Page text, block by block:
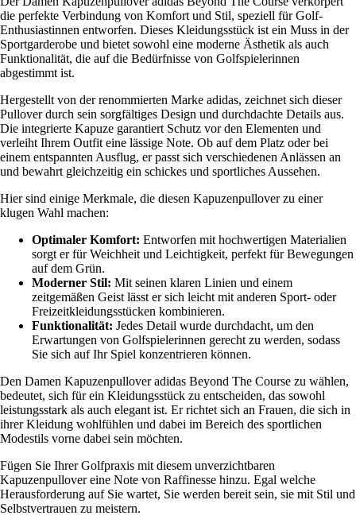
die perfekte Verbindung von Komfort und Stil, speziell für Golf-
Enthusiastinnen entworfen. Dieses Kleidungsstück ist ein Muss in der
Sportgarderobe und bietet sowohl eine moderne Ästhetik als auch
Funktionalität, die auf die Bedürfnisse von Golfspielerinnen
abgestimmt ist.
Hergestellt von der renommierten Marke adidas, zeichnet sich dieser
Pullover durch sein sorgfältiges Design und durchdachte Details aus.
Die integrierte Kapuze garantiert Schutz vor den Elementen und
verleiht Ihrem Outfit eine lässige Note. Ob auf dem Platz oder bei
einem entspannten Ausflug, er passt sich verschiedenen Anlässen an
und bewahrt gleichzeitig ein schickes und sportliches Aussehen.
Hier sind einige Merkmale, die diesen Kapuzenpullover zu einer
klugen Wahl machen:
Optimaler Komfort: Entworfen mit hochwertigen Materialien
sorgt er für Weichheit und Leichtigkeit, perfekt für Bewegungen
auf dem Grün.
Moderner Stil: Mit seinen klaren Linien und einem
zeitgemäßen Geist lässt er sich leicht mit anderen Sport- oder
Freizeitkleidungsstücken kombinieren.
Funktionalität: Jedes Detail wurde durchdacht, um den
Erwartungen von Golfspielerinnen gerecht zu werden, sodass
Sie sich auf Ihr Spiel konzentrieren können.
Den Damen Kapuzenpullover adidas Beyond The Course zu wählen,
bedeutet, sich für ein Kleidungsstück zu entscheiden, das sowohl
leistungsstark als auch elegant ist. Er richtet sich an Frauen, die sich in
ihrer Kleidung wohlfühlen und dabei im Bereich des sportlichen
Modestils vorne dabei sein möchten.
Fügen Sie Ihrer Golfpraxis mit diesem unverzichtbaren
Kapuzenpullover eine Note von Raffinesse hinzu. Egal welche
Herausforderung auf Sie wartet, Sie werden bereit sein, sie mit Stil und
Selbstvertrauen zu meistern.